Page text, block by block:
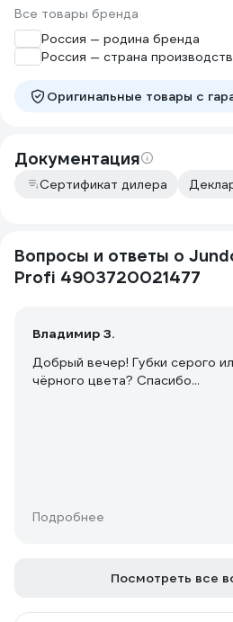
Все товары бренда
Россия — родина бренда
Россия — страна
Оригинальные товары c
Документация
Сертификат дилера
Вопросы и ответы о
Profi 4903720021477
Владимир З.
Добрый вечер! Губки серого
чёрного цвета? Спасибо...
Подробнее
Посмотреть все